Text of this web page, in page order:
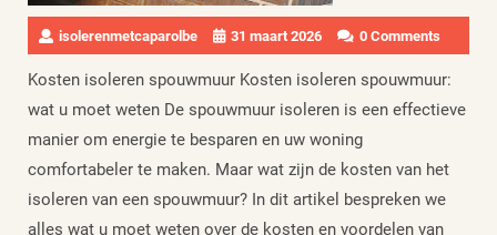
isolerenmetcaparolbe 31 maart 2026 0 Comments
Kosten isoleren spouwmuur Kosten isoleren spouwmuur:
wat u moet weten De spouwmuur isoleren is een effectieve
manier om energie te besparen en uw woning
comfortabeler te maken. Maar wat zijn de kosten van het
isoleren van een spouwmuur? In dit artikel bespreken we
alles wat u moet weten over de kosten en voordelen van